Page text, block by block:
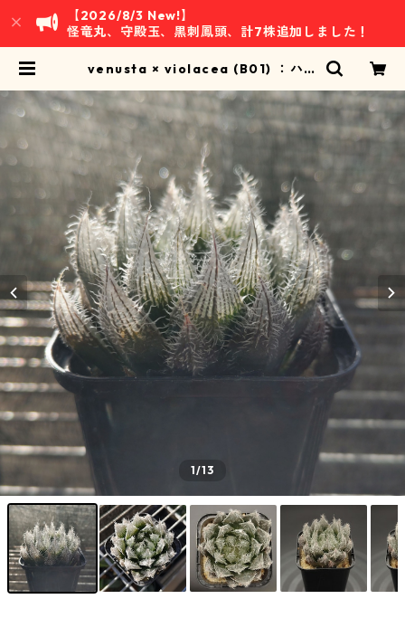
【2026/8/3 New!】
怪竜丸、守殿玉、黒刺鳳頭、計7株追加しました！
venusta × violacea (B01) ：ハオ
KU
1/13